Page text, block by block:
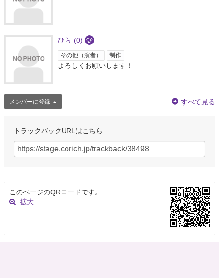
ひら (0)
その他（演者） 制作
よろしくお願いします！
メンバーに登録 すべて見る
トラックバックURLはこちら
このページのQRコードです。
拡大